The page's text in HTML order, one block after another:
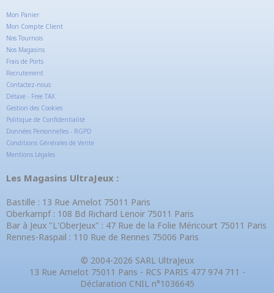
Mon Panier
Mon Compte Client
Nos Tournois
Nos Magasins
Frais de Ports
Recrutement
Contactez-nous
Détaxe - Free TAX
Gestion des Cookies
Politique de Confidentialité
Données Personnelles - RGPD
Conditions Générales de Vente
Mentions Légales
Les Magasins UltraJeux :
Bastille : 13 Rue Amelot 75011 Paris
Oberkampf : 108 Bd Richard Lenoir 75011 Paris
Bar à Jeux "L'OberJeux" : 47 Rue de la Folie Méricourt 75011 Paris
Rennes-Raspail : 110 Rue de Rennes 75006 Paris
© 2004-2026 SARL UltraJeux
13 Rue Amelot 75011 Paris - RCS PARIS 477 974 711 -
Déclaration CNIL n°1036645